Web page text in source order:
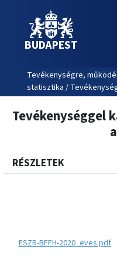
BUDAPEST
Tevékenységre,
statisztika /
Tevékenységgel
RÉSZLETEK
ESZR-BFFH-2020_eves.pdf